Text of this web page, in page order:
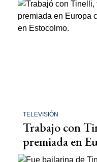
TELEVISIÓN
Trabajo con
premiada en